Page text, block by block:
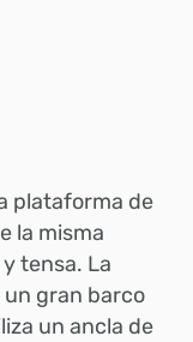
plataforma de
la misma
tensa. La
gran barco
un ancla de